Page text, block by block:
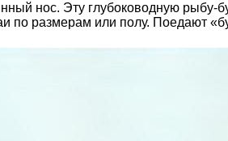
нос. Эту глубоководную рыбу-
по размерам или полу. Поедают